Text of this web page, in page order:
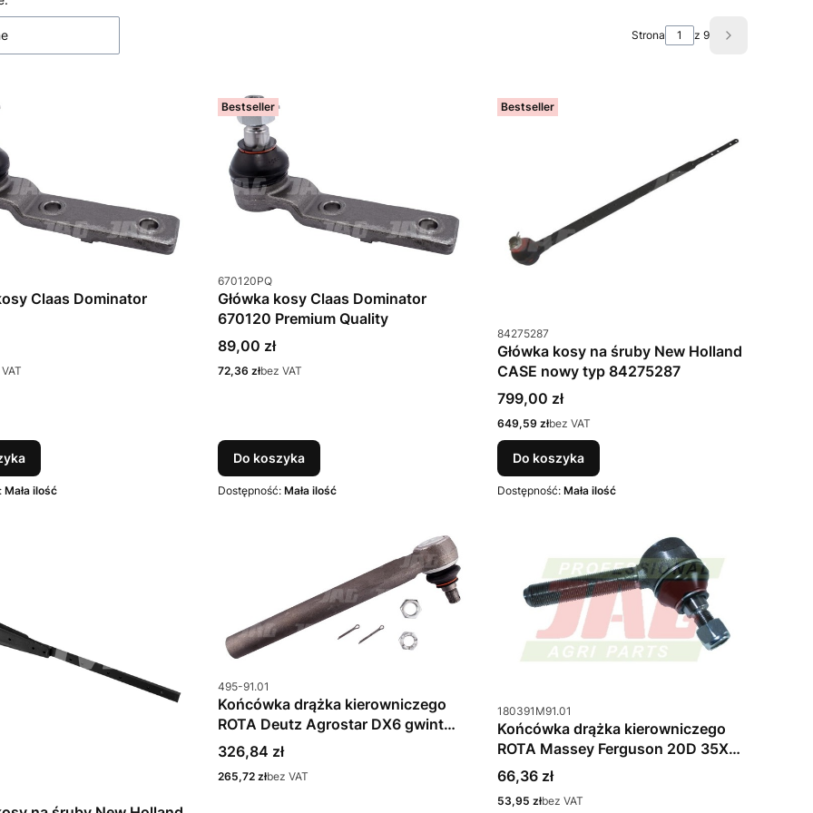
Strona z 9 Następne
Claas Dominator
Mała ilość
Bestseller
Kod produktu
670120PQ
Główka kosy Claas Dominator
670120 Premium Quality
Cena
89,00 zł
Cena
72,36 złbez VAT
Do koszyka
Dostępność: Mała ilość
Bestseller
Kod produktu
84275287
Główka kosy na śruby New Holland
CASE nowy typ 84275287
Cena
799,00 zł
Cena
649,59 złbez VAT
Do koszyka
Dostępność: Mała ilość
Kod produktu
495-91.01
Końcówka drążka kierowniczego
ROTA Deutz Agrostar DX6 gwint
M20 gwint M22
Cena
326,84 zł
Cena
265,72 złbez VAT
Kod produktu
180391M91.01
Końcówka drążka kierowniczego
ROTA Massey Ferguson 20D 35X
180391M91
Cena
66,36 zł
Cena
53,95 złbez VAT